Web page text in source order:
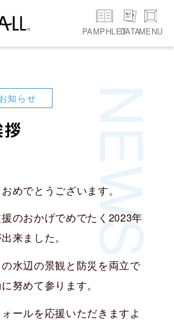
PAMPHLETDATAMENU
NEWS
お知らせ
めでとうございます。
のおかげでめでたく2023年
来ました。
水辺の景観と防災を両立で
努めて参ります。
ールを応援いただきますよ